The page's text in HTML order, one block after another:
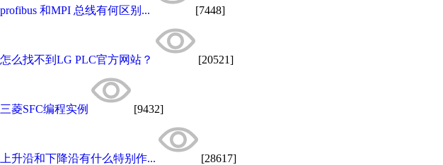
profibus 和MPI 总线有何区别... [7448]
怎么找不到LG PLC官方网站？ [20521]
三菱SFC编程实例 [9432]
上升沿和下降沿有什么特别作... [28617]